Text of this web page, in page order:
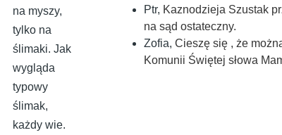
na myszy,
tylko na
ślimaki. Jak
wygląda
typowy
ślimak,
każdy wie.
Ptr, Kaznodzieja Szustak
na sąd ostateczny.
Zofia, Cieszę się , że
Komunii Świętej słowa